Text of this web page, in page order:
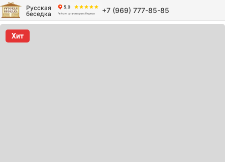
Русская
беседка
+7 (969) 777-85-85
Хит